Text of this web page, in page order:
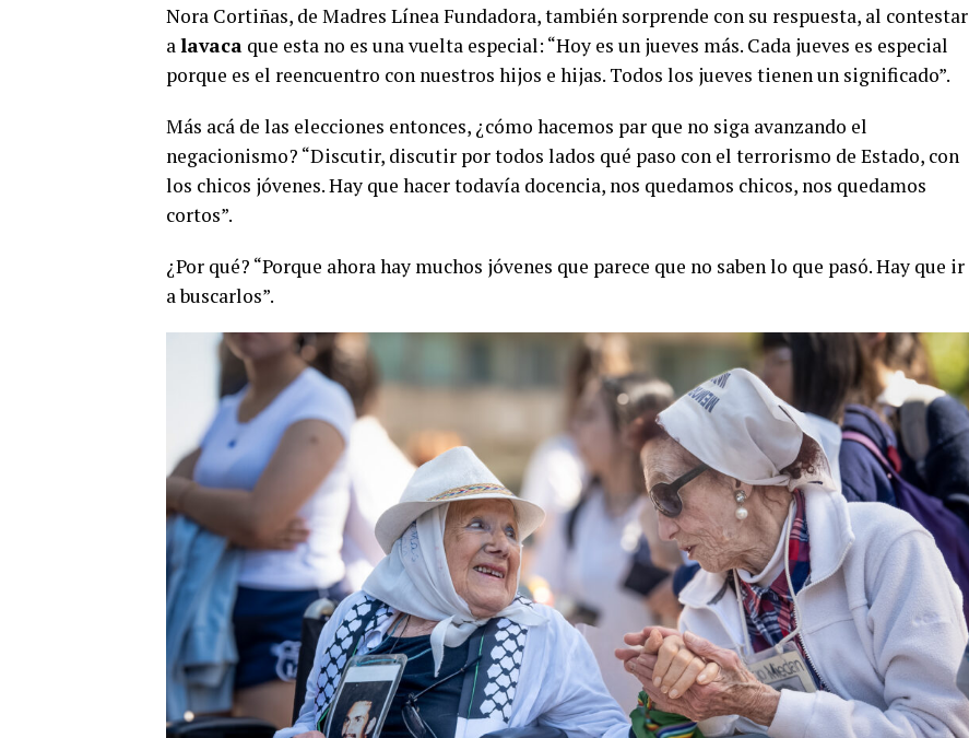
Nora Cortiñas, de Madres Línea Fundadora, también sorprende con su respuesta, al contestar
alavaca que esta no es una vuelta especial: “Hoy es un jueves más. Cada jueves es especial
porque es el reencuentro con nuestros hijos e hijas. Todos los jueves tienen un significado”.
Más acá de las elecciones entonces, ¿cómo hacemos par que no siga avanzando el
negacionismo? “Discutir, discutir por todos lados qué paso con el terrorismo de Estado, con
los chicos jóvenes. Hay que hacer todavía docencia, nos quedamos chicos, nos quedamos
cortos”.
¿Por qué? “Porque ahora hay muchos jóvenes que parece que no saben lo que pasó. Hay que ir
a buscarlos”.